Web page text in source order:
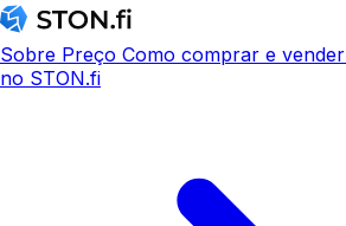
Sobre Preço Como comprar e vender
no STON.fi